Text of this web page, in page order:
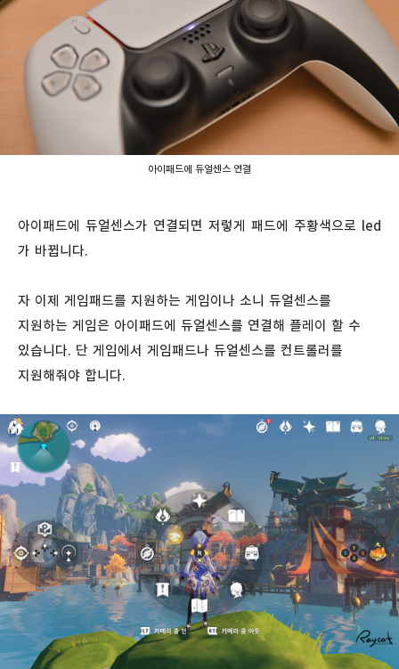
아이패드에 듀얼센스 연결
아이패드에 듀얼센스가 연결되면 저렇게 패드에 주황색으로 led
가 바뀝니다.
자 이제 게임패드를 지원하는 게임이나 소니 듀얼센스를
지원하는 게임은 아이패드에 듀얼센스를 연결해 플레이 할 수
있습니다. 단 게임에서 게임패드나 듀얼센스를 컨트롤러를
지원해줘야 합니다.